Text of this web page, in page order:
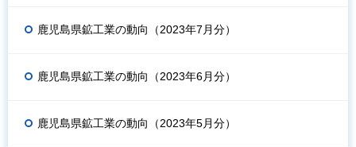
鹿児島県鉱工業の動向（2023年7月分）
鹿児島県鉱工業の動向（2023年6月分）
鹿児島県鉱工業の動向（2023年5月分）